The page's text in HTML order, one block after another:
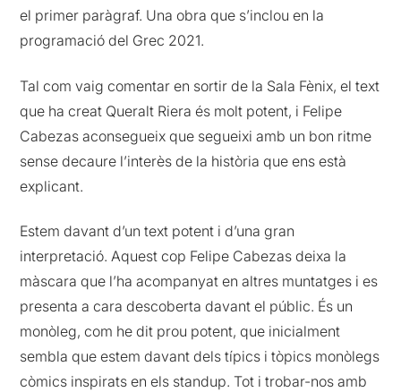
el primer paràgraf. Una obra que s’inclou en la
programació del Grec 2021.
Tal com vaig comentar en sortir de la Sala Fènix, el text
que ha creat Queralt Riera és molt potent, i Felipe
Cabezas aconsegueix que segueixi amb un bon ritme
sense decaure l’interès de la història que ens està
explicant.
Estem davant d’un text potent i d’una gran
interpretació. Aquest cop Felipe Cabezas deixa la
màscara que l’ha acompanyat en altres muntatges i es
presenta a cara descoberta davant el públic. És un
monòleg, com he dit prou potent, que inicialment
sembla que estem davant dels típics i tòpics monòlegs
còmics inspirats en els standup. Tot i trobar-nos amb